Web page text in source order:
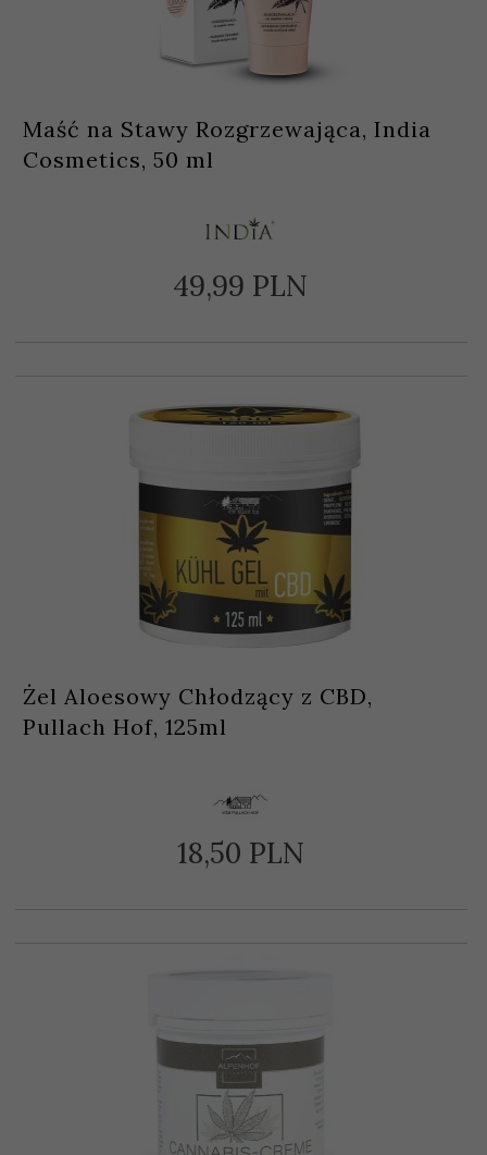
Maść na Stawy Rozgrzewająca, India
Cosmetics, 50 ml
49,99 PLN
Żel Aloesowy Chłodzący z CBD,
Pullach Hof, 125ml
18,50 PLN